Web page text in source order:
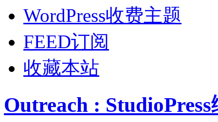
WordPress收费主题
FEED订阅
收藏本站
Outreach :